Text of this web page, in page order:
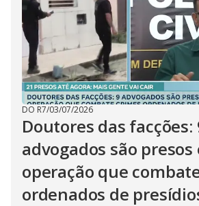
DO R7/03/07/2026
Doutores das facções:
advogados são presos
operação que
ordenados de